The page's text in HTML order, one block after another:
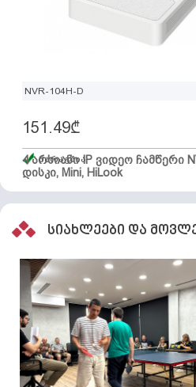
NVR-104H-D
4 არხიანი IP ვიდეო ჩამწერი
დისკი, Mini, HiLook
151.49₾
მარაგშია
სიახლეები და